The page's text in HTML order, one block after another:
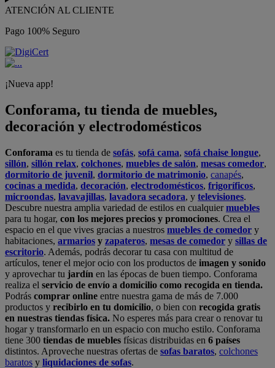
ATENCIÓN AL CLIENTE
Pago 100% Seguro
¡Nueva app!
Conforama, tu tienda de muebles,
decoración y electrodomésticos
Conforama es tu tienda de sofás, sofá cama, sofá chaise longue,
sillón, sillón relax, colchones, muebles de salón, mesas comedor,
dormitorio de juvenil, dormitorio de matrimonio, canapés,
cocinas a medida, decoración, electrodomésticos, frigoríficos,
microondas, lavavajillas, lavadora secadora, y televisiones.
Descubre nuestra amplia variedad de estilos en cualquiermuebles
para tu hogar, con los mejores precios y promociones. Crea el
espacio en el que vives gracias a nuestros muebles de comedor y
habitaciones, armarios y zapateros, mesas de comedor y sillas de
escritorio. Además, podrás decorar tu casa con multitud de
artículos, tener el mejor ocio con los productos de imagen y sonido
y aprovechar tu jardín en las épocas de buen tiempo. Conforama
realiza el servicio de envío a domicilio como recogida en tienda.
Podrás comprar online entre nuestra gama de más de 7.000
productos y recibirlo en tu domicilio, o bien con recogida gratis
en nuestras tiendas física. No esperes más para crear o renovar tu
hogar y transformarlo en un espacio con mucho estilo. Conforama
tiene 300 tiendas de muebles físicas distribuidas en 6 países
distintos. Aproveche nuestras ofertas de sofas baratos, colchones
baratos y liquidaciones de sofas.